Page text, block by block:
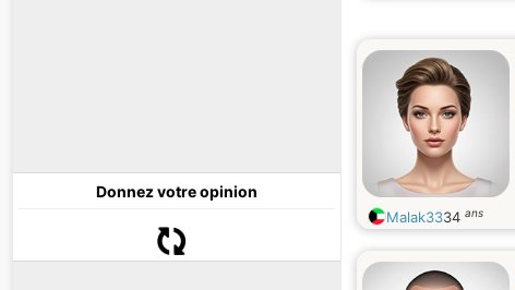
Donnez votre opinion
Malak3334 ans